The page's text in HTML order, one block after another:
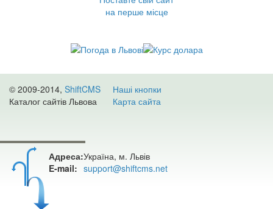
на перше місце
© 2009-2014, ShiftCMS
Каталог сайтів Львова
Наші кнопки
Карта сайта
Адреса:Україна, м. Львів
E-mail: support@shiftcms.net